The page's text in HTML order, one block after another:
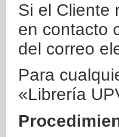
Si el Cliente
en contacto
del correo
Para
«Librería